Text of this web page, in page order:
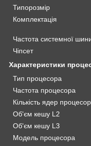
Типорозмір
Комплектація
Частота системної
Чіпсет
Характеристики
Тип процесора
Частота процесора
Кількість ядер
Об'єм кешу L2
Об'єм кешу L3
Модель процесора